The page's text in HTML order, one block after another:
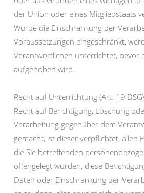
der Union oder eines Mitgliedstaats
Wurde die Einschränkung der
Voraussetzungen eingeschränkt,
Verantwortlichen unterrichtet, bevor
aufgehoben wird.
Recht auf Unterrichtung (Art. 19
Recht auf Berichtigung, Löschung
Verarbeitung gegenüber dem
gemacht, ist dieser verpflichtet, allen
die Sie betreffenden
offengelegt wurden, diese
Daten oder Einschränkung der